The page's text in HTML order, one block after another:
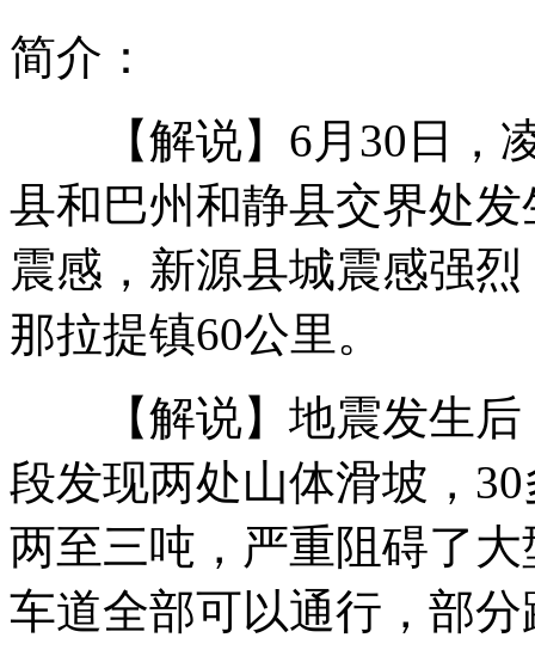
饭店现"人狗同桌"就餐
著名表演艺术家黄宗洛去世
保姆工钱被拖欠 偷雇主手机判10年
两元韭菜吃中毒 监测需要5000元
山西运城恶犬咬伤多人 警民合力深夜将其击毙
简介：
【解说】6月30日，凌
县和巴州和静县交界处
震感，新源县城震感强
那拉提镇60公里。
【解说】地震发生后
段发现两处山体滑坡，
两至三吨，严重阻碍了
车道全部可以通行，部